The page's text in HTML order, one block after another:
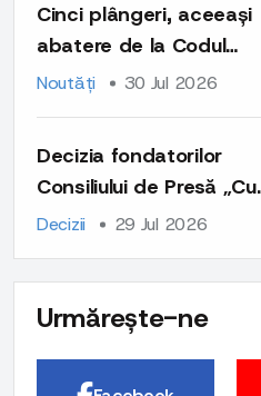
Cinci plângeri, aceeași
abatere de la Codul
deontologic
Noutăți 30 Jul 2026
Decizia fondatorilor
Consiliului de Presă „Cu
privire la contestația
împotriva Deciziei
Consiliului de Experți și
Experte nr.04 din 27 mai
Decizii 29 Jul 2026
Urmărește-ne